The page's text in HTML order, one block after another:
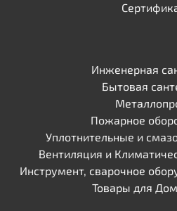
Инженерная
Бытовая
Пожарное
Уплотнительные и
Вентиляция и
Инструмент, сварочное
Товары для